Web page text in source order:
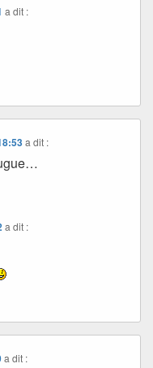
a dit :
a dit :
a dit :
a dit :